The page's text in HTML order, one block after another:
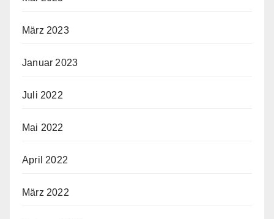
März 2023
Januar 2023
Juli 2022
Mai 2022
April 2022
März 2022